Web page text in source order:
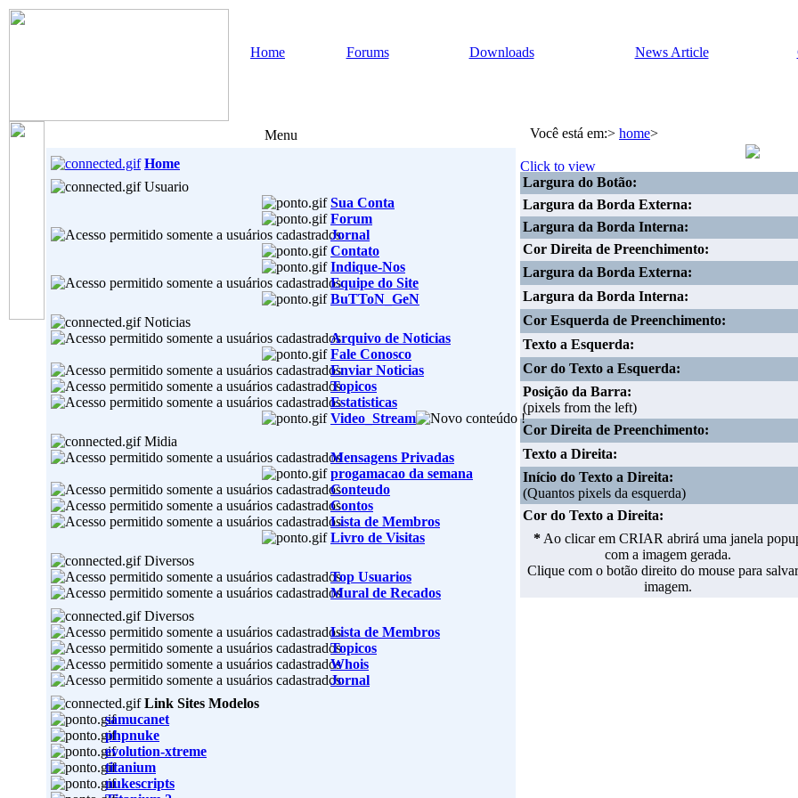
Home Forums Downloads News Article
Menu
Home
Usuario
Sua Conta
Forum
Jornal
Contato
Indique-Nos
Equipe do Site
BuTToN_GeN
Noticias
Arquivo de Noticias
Fale Conosco
Enviar Noticias
Topicos
Estatisticas
Video_Stream
Midia
Mensagens Privadas
progamacao da semana
Conteudo
Contos
Lista de Membros
Livro de Visitas
Diversos
Top Usuarios
Mural de Recados
Diversos
Lista de Membros
Topicos
Whois
Jornal
Link Sites Modelos
samucanet
phpnuke
evolution-xtreme
titanium
nukescripts
Você está em:> home>
Largura do Botão:
Largura da Borda Externa:
Largura da Borda Interna:
Cor Direita de Preenchimento:
Largura da Borda Externa:
Largura da Borda Interna:
Cor Esquerda de Preenchimento:
Texto a Esquerda:
Cor do Texto a Esquerda:
Posição da Barra:
(pixels from the left)
Cor Direita de Preenchimento:
Texto a Direita:
Início do Texto a Direita:
(Quantos pixels da esquerda)
Cor do Texto a Direita:
*Ao clicar em CRIAR abrirá uma janela
com a imagem gerada.
Clique com o botão direito do mouse para
imagem.